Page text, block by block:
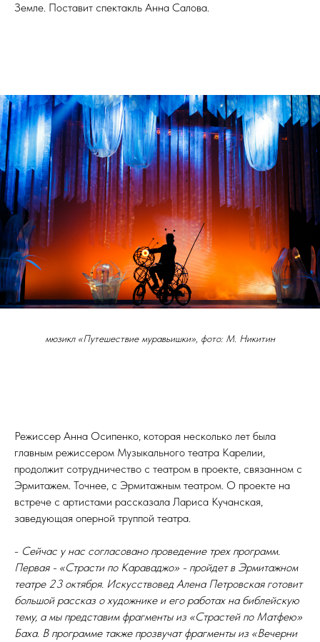
Земле. Поставит спектакль Анна Салова.
мюзикл «Путешествие муравьишки», фото: М. Никитин
Режиссер Анна Осипенко, которая несколько лет была
главным режиссером Музыкального театра Карелии,
продолжит сотрудничество с театром в проекте, связанном с
Эрмитажем. Точнее, с Эрмитажным театром. О проекте на
встрече с артистами рассказала Лариса Кучанская,
заведующая оперной труппой театра.
- Сейчас у нас согласовано проведение трех программ.
Первая - «Страсти по Караваджо» - пройдет в Эрмитажном
театре 23 октября. Искусствовед Алена Петровская готовит
большой рассказ о художнике и его работах на библейскую
тему, а мы представим фрагменты из «Страстей по Матфею»
Баха. В программе также прозвучат фрагменты из «Вечерни